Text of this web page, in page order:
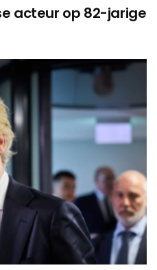
acteur op 82-jarige